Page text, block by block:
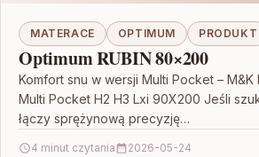
MATERACE OPTIMUM PRODUKT
Optimum RUBIN 80×200
Komfort snu w wersji Multi Pocket – M&K
Multi Pocket H2 H3 Lxi 90X200 Jeśli
łączy sprężynową precyzję…
4 minut czytania 2026-05-24